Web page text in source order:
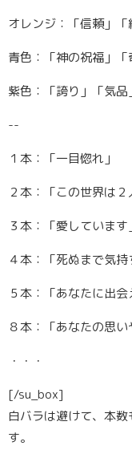
オレンジ：「信頼」「
青色：「神の祝福」「
紫色：「誇り」「気品
--
１本：「一目惚れ」
２本：「この世界は２
３本：「愛しています
４本：「死ぬまで気持
５本：「あなたに出
８本：「あなたの思い
・・・
[/su_box]
白バラは避けて、本
す。